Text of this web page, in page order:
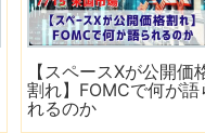
【スペースXが公開価
割れ】FOMCで何が語
れるのか